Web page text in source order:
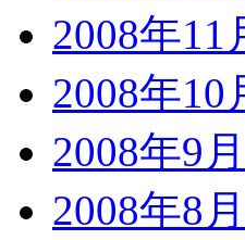
2008年11
2008年10
2008年9
2008年8